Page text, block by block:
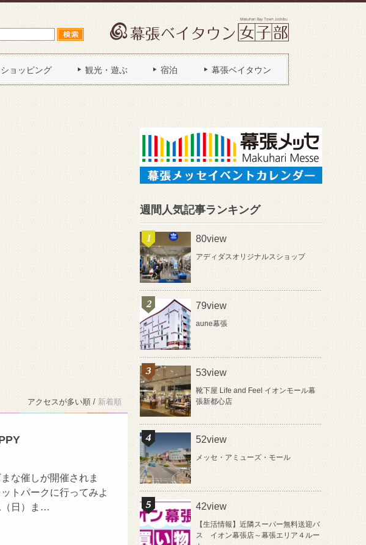
ショッピング 観光・遊ぶ 宿泊 幕張ベイタウン
アクセスが多い順 / 新着順
な催しが開催されま
トパークに行ってみよ
（日）ま…
週間人気記事ランキング
80view
アディダスオリジナルスショップ
79view
aune幕張
53view
靴下屋 Life and Feel イオンモール幕
張新都心店
52view
メッセ・アミューズ・モール
42view
【生活情報】近隣スーパー無料送迎バ
ス イオン幕張店～幕張エリア４ルー